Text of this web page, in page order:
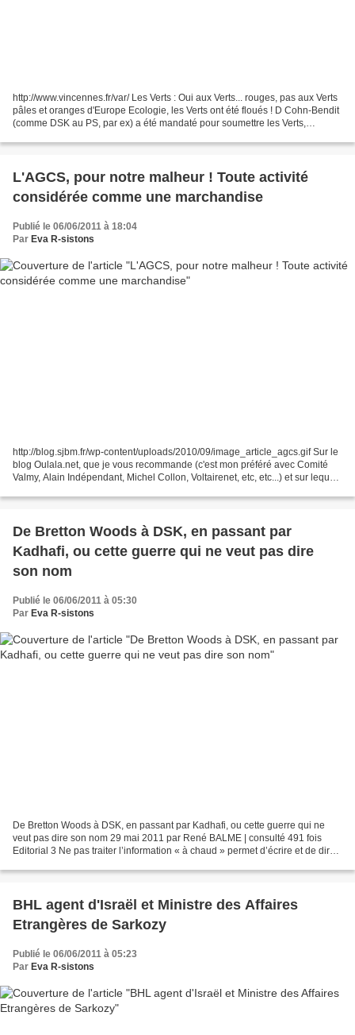
http://www.vincennes.fr/var/ Les Verts : Oui aux Verts... rouges, pas aux Verts
pâles et oranges d'Europe Ecologie, les Verts ont été floués ! D Cohn-Bendit
(comme DSK au PS, par ex) a été mandaté pour soumettre les Verts,
L'AGCS, pour notre malheur ! Toute activité
considérée comme une marchandise
Publié le 06/06/2011 à 18:04
Par Eva R-sistons
http://blog.sjbm.fr/wp-content/uploads/2010/09/image_article_agcs.gif Sur le
blog Oulala.net, que je vous recommande (c'est mon préféré avec Comité
Valmy, Alain Indépendant, Michel Collon, Voltairenet, etc, etc...) et sur lequel
De Bretton Woods à DSK, en passant par
Kadhafi, ou cette guerre qui ne veut pas dire
son nom
Publié le 06/06/2011 à 05:30
Par Eva R-sistons
De Bretton Woods à DSK, en passant par Kadhafi, ou cette guerre qui ne
veut pas dire son nom 29 mai 2011 par René BALME | consulté 491 fois
Editorial 3 Ne pas traiter l’information « à chaud » permet d’écrire et de dire
BHL agent d'Israël et Ministre des Affaires
Etrangères de Sarkozy
Publié le 06/06/2011 à 05:23
Par Eva R-sistons